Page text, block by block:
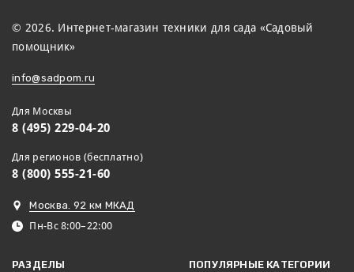
© 2026. Интернет-магазин техники для сада «Садовый
помощник»
info@sadpom.ru
Для Москвы
8 (495) 229-04-20
Для регионов (бесплатно)
8 (800) 555-21-60
Москва. 92 км МКАД
Пн-Вс 8:00–22:00
РАЗДЕЛЫ ПОПУЛЯРНЫЕ КАТЕГОРИИ